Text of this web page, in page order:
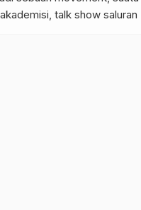
talk show saluran